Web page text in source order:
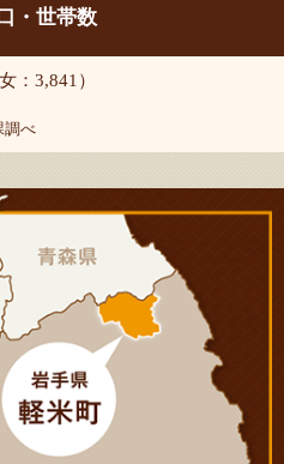
・世帯数
：3,841）
調べ